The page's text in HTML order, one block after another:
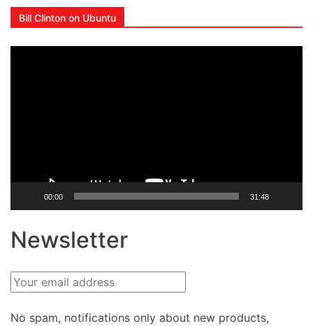
Bill Clinton on Ubuntu
00:00 31:48
Newsletter
No spam, notifications only about new products,